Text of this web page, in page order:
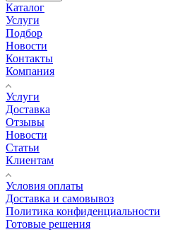
Каталог
Услуги
Подбор
Новости
Контакты
Компания
Услуги
Доставка
Отзывы
Новости
Статьи
Клиентам
Условия оплаты
Доставка и самовывоз
Политика конфиденциальности
Готовые решения